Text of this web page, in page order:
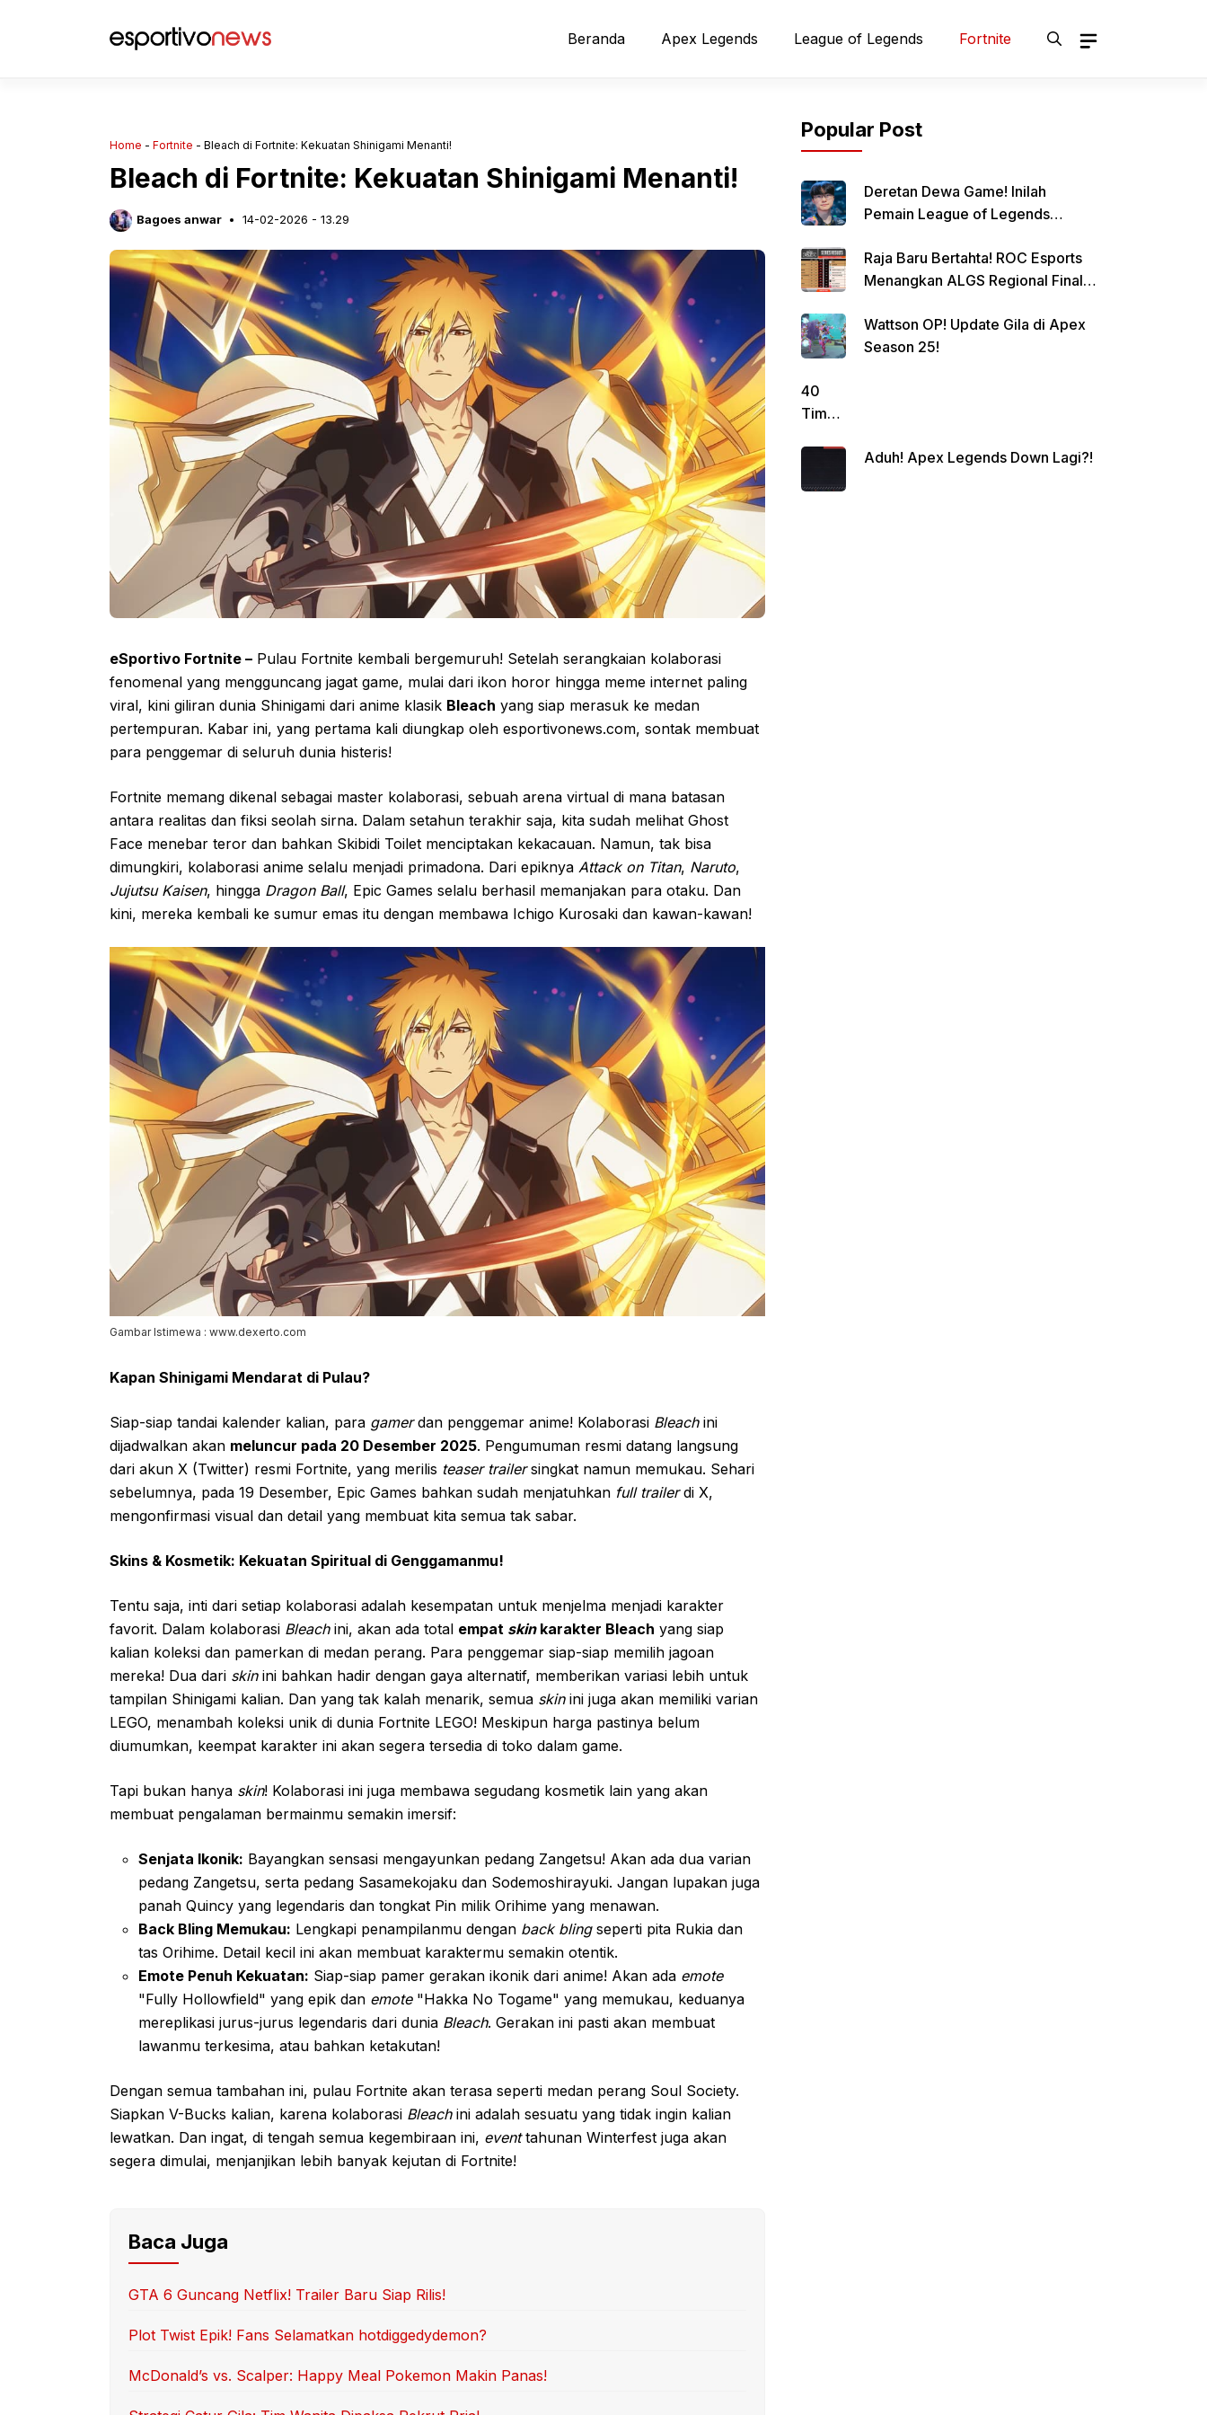
Beranda Apex Legends League of Legends Fortnite
Home - Fortnite - Bleach di Fortnite: Kekuatan Shinigami Menanti!
Bleach di Fortnite: Kekuatan Shinigami Menanti!
Bagoes anwar 14-02-2026 - 13.29
eSportivo Fortnite – Pulau Fortnite kembali bergemuruh! Setelah serangkaian kolaborasi
fenomenal yang mengguncang jagat game, mulai dari ikon horor hingga meme internet paling
viral, kini giliran dunia Shinigami dari anime klasik Bleach yang siap merasuk ke medan
pertempuran. Kabar ini, yang pertama kali diungkap oleh esportivonews.com, sontak membuat
para penggemar di seluruh dunia histeris!
Fortnite memang dikenal sebagai master kolaborasi, sebuah arena virtual di mana batasan
antara realitas dan fiksi seolah sirna. Dalam setahun terakhir saja, kita sudah melihat Ghost
Face menebar teror dan bahkan Skibidi Toilet menciptakan kekacauan. Namun, tak bisa
dimungkiri, kolaborasi anime selalu menjadi primadona. Dari epiknya Attack on Titan, Naruto,
Jujutsu Kaisen, hingga Dragon Ball, Epic Games selalu berhasil memanjakan para otaku. Dan
kini, mereka kembali ke sumur emas itu dengan membawa Ichigo Kurosaki dan kawan-kawan!
Gambar Istimewa : www.dexerto.com
Kapan Shinigami Mendarat di Pulau?
Siap-siap tandai kalender kalian, para gamerdan penggemar anime! Kolaborasi Bleachini
dijadwalkan akan meluncur pada 20 Desember 2025. Pengumuman resmi datang langsung
dari akun X (Twitter) resmi Fortnite, yang merilis teaser trailersingkat namun memukau. Sehari
sebelumnya, pada 19 Desember, Epic Games bahkan sudah menjatuhkan full trailerdi X,
mengonfirmasi visual dan detail yang membuat kita semua tak sabar.
Skins & Kosmetik: Kekuatan Spiritual di Genggamanmu!
Tentu saja, inti dari setiap kolaborasi adalah kesempatan untuk menjelma menjadi karakter
favorit. Dalam kolaborasi Bleachini, akan ada total empat skinkarakter Bleach yang siap
kalian koleksi dan pamerkan di medan perang. Para penggemar siap-siap memilih jagoan
mereka! Dua dari skinini bahkan hadir dengan gaya alternatif, memberikan variasi lebih untuk
tampilan Shinigami kalian. Dan yang tak kalah menarik, semua skinini juga akan memiliki varian
LEGO, menambah koleksi unik di dunia Fortnite LEGO! Meskipun harga pastinya belum
diumumkan, keempat karakter ini akan segera tersedia di toko dalam game.
Tapi bukan hanya skin! Kolaborasi ini juga membawa segudang kosmetik lain yang akan
membuat pengalaman bermainmu semakin imersif:
Senjata Ikonik: Bayangkan sensasi mengayunkan pedang Zangetsu! Akan ada dua varian
pedang Zangetsu, serta pedang Sasamekojaku dan Sodemoshirayuki. Jangan lupakan juga
panah Quincy yang legendaris dan tongkat Pin milik Orihime yang menawan.
Back Bling Memukau: Lengkapi penampilanmu dengan back blingseperti pita Rukia dan
tas Orihime. Detail kecil ini akan membuat karaktermu semakin otentik.
Emote Penuh Kekuatan: Siap-siap pamer gerakan ikonik dari anime! Akan ada emote
"Fully Hollowfield" yang epik dan emote"Hakka No Togame" yang memukau, keduanya
mereplikasi jurus-jurus legendaris dari dunia Bleach. Gerakan ini pasti akan membuat
lawanmu terkesima, atau bahkan ketakutan!
Dengan semua tambahan ini, pulau Fortnite akan terasa seperti medan perang Soul Society.
Siapkan V-Bucks kalian, karena kolaborasi Bleachini adalah sesuatu yang tidak ingin kalian
lewatkan. Dan ingat, di tengah semua kegembiraan ini, eventtahunan Winterfest juga akan
segera dimulai, menjanjikan lebih banyak kejutan di Fortnite!
Baca Juga
GTA 6 Guncang Netflix! Trailer Baru Siap Rilis!
Plot Twist Epik! Fans Selamatkan hotdiggedydemon?
McDonald’s vs. Scalper: Happy Meal Pokemon Makin Panas!
Popular Post
Deretan Dewa Game! Inilah
Pemain League of Legends
Jagoanmu?
Raja Baru Bertahta! ROC Esports
Menangkan ALGS Regional Finals
Wattson OP! Update Gila di Apex
Season 25!
40
Tim
Aduh! Apex Legends Down Lagi?!